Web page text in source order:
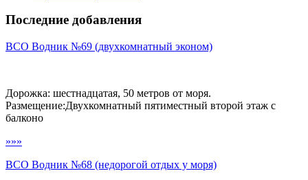
Последние добавления
ВСО Водник №69 (двухкомнатный эконом)
Дорожка: шестнадцатая, 50 метров от моря.
Размещение:Двухкомнатный пятиместный второй этаж с
балконо
»»»
ВСО Водник №68 (недорогой отдых у моря)